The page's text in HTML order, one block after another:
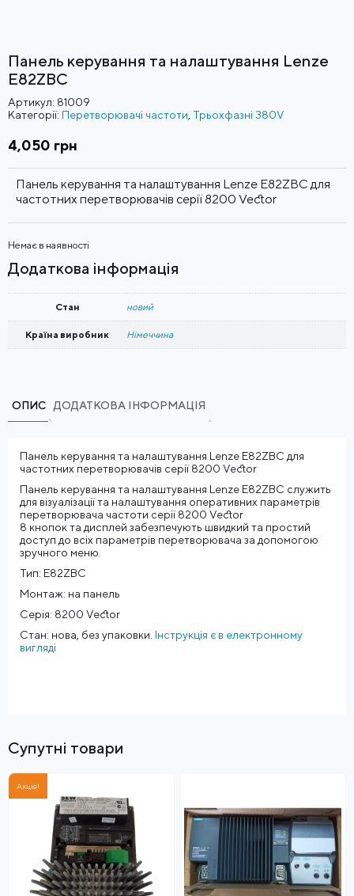
Панель керування та налаштування Lenze
E82ZBC
Артикул: 81009
Категорії: Перетворювачі частоти Трьохфазні 380V
4,050 грн
Панель керування та налаштування Lenze E82ZBC для
частотних перетворювачів серії 8200 Vector
Немає в наявності
Додаткова інформація
Стан новий
Країна виробник Німеччина
ОПИС ДОДАТКОВА ІНФОРМАЦІЯ
Панель керування та налаштування Lenze E82ZBC для
частотних перетворювачів серії 8200 Vector
Панель керування та налаштування Lenze E82ZBC служить
для візуалізації та налаштування оперативних параметрів
перетворювача частоти серії 8200 Vector
8 кнопок та дисплей забезпечують швидкий та простий
доступ до всіх параметрів перетворювача за допомогою
зручного меню.
Тип: E82ZBC
Монтаж: на панель
Серія: 8200 Vector
Стан: нова, без упаковки. Інструкція є в електронному
вигляді
Супутні товари
Акція!